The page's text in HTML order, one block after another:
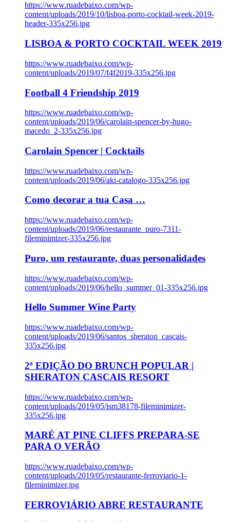
https://www.ruadebaixo.com/wp-
content/uploads/2019/10/lisboa-porto-cocktail-week-2019-
header-335x256.jpg
LISBOA & PORTO COCKTAIL WEEK 2019
https://www.ruadebaixo.com/wp-
content/uploads/2019/07/f4f2019-335x256.jpg
Football 4 Friendship 2019
https://www.ruadebaixo.com/wp-
content/uploads/2019/06/carolain-spencer-by-hugo-
macedo_2-335x256.jpg
Carolain Spencer | Cocktails
https://www.ruadebaixo.com/wp-
content/uploads/2019/06/aki-catalogo-335x256.jpg
Como decorar a tua Casa …
https://www.ruadebaixo.com/wp-
content/uploads/2019/06/restaurante_puro-7311-
fileminimizer-335x256.jpg
Puro, um restaurante, duas personalidades
https://www.ruadebaixo.com/wp-
content/uploads/2019/06/hello_summer_01-335x256.jpg
Hello Summer Wine Party
https://www.ruadebaixo.com/wp-
content/uploads/2019/06/santos_sheraton_cascais-
335x256.jpg
2ª EDIÇÃO DO BRUNCH POPULAR |
SHERATON CASCAIS RESORT
https://www.ruadebaixo.com/wp-
content/uploads/2019/05/ism38178-fileminimizer-
335x256.jpg
MARÉ AT PINE CLIFFS PREPARA-SE
PARA O VERÃO
https://www.ruadebaixo.com/wp-
content/uploads/2019/05/restaurante-ferroviario-1-
fileminimizer.jpg
FERROVIÁRIO ABRE RESTAURANTE